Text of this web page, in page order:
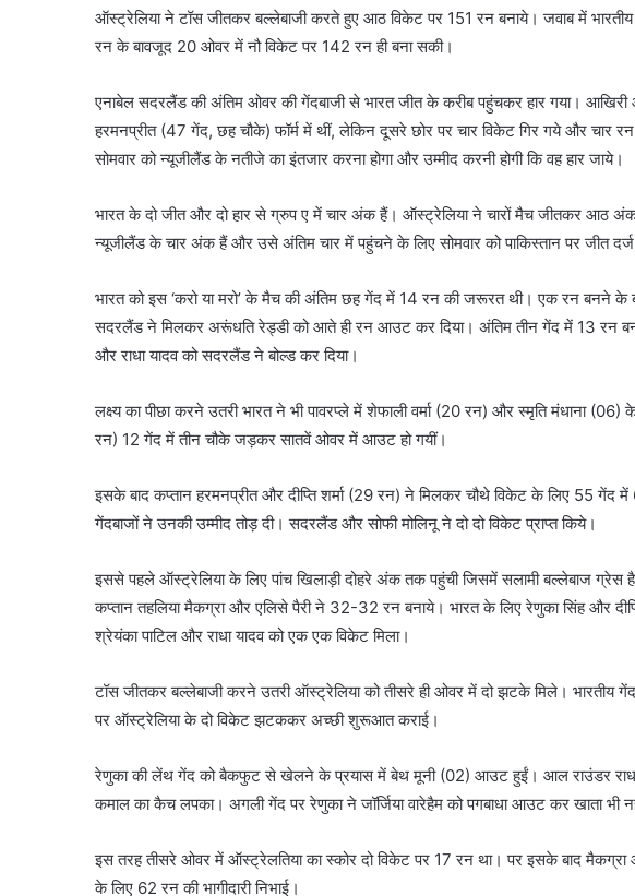
ऑस्ट्रेलिया ने टॉस जीतकर बल्लेबाजी करते हुए आठ विकेट पर 151 रन बनाये। जवाब में
रन के बावजूद 20 ओवर में नौ विकेट पर 142 रन ही बना सकी।
एनाबेल सदरलैंड की अंतिम ओवर की गेंदबाजी से भारत जीत के करीब पहुंचकर हार गया।
हरमनप्रीत (47 गेंद, छह चौके) फॉर्म में थीं, लेकिन दूसरे छोर पर चार विकेट गिर गये और चार
सोमवार को न्यूजीलैंड के नतीजे का इंतजार करना होगा और उम्मीद करनी होगी कि वह हार जाये।
भारत के दो जीत और दो हार से ग्रुप ए में चार अंक हैं। ऑस्ट्रेलिया ने चारों मैच जीतकर आठ अंक
न्यूजीलैंड के चार अंक हैं और उसे अंतिम चार में पहुंचने के लिए सोमवार को पाकिस्तान पर जीत दर्ज
भारत को इस ‘करो या मरो’ के मैच की अंतिम छह गेंद में 14 रन की जरूरत थी। एक रन बनने
सदरलैंड ने मिलकर अरूंधति रेड्डी को आते ही रन आउट कर दिया। अंतिम तीन गेंद में 13 रन
और राधा यादव को सदरलैंड ने बोल्ड कर दिया।
लक्ष्य का पीछा करने उतरी भारत ने भी पावरप्ले में शेफाली वर्मा (20 रन) और स्मृति मंधाना
रन) 12 गेंद में तीन चौके जड़कर सातवें ओवर में आउट हो गयीं।
इसके बाद कप्तान हरमनप्रीत और दीप्ति शर्मा (29 रन) ने मिलकर चौथे विकेट के लिए 55 गेंद में
गेंदबाजों ने उनकी उम्मीद तोड़ दी। सदरलैंड और सोफी मोलिनू ने दो दो विकेट प्राप्त किये।
इससे पहले ऑस्ट्रेलिया के लिए पांच खिलाड़ी दोहरे अंक तक पहुंची जिसमें सलामी बल्लेबाज ग्रेस
कप्तान तहलिया मैकग्रा और एलिसे पैरी ने 32-32 रन बनाये। भारत के लिए रेणुका सिंह और
श्रेयंका पाटिल और राधा यादव को एक एक विकेट मिला।
टॉस जीतकर बल्लेबाजी करने उतरी ऑस्ट्रेलिया को तीसरे ही ओवर में दो झटके मिले। भारतीय
पर ऑस्ट्रेलिया के दो विकेट झटककर अच्छी शुरूआत कराई।
रेणुका की लेंथ गेंद को बैकफुट से खेलने के प्रयास में बेथ मूनी (02) आउट हुईं। आल राउंडर राधा
कमाल का कैच लपका। अगली गेंद पर रेणुका ने जॉर्जिया वारेहैम को पगबाधा आउट कर खाता भी
इस तरह तीसरे ओवर में ऑस्ट्रेलतिया का स्कोर दो विकेट पर 17 रन था। पर इसके बाद
के लिए 62 रन की भागीदारी निभाई।